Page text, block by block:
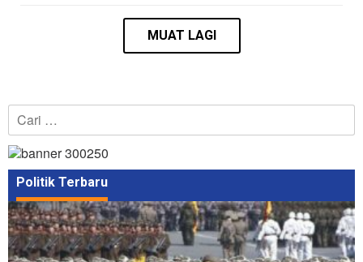
Cari
untuk:
Politik Terbaru